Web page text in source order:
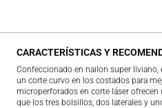
CARACTERÍSTICAS Y
Confeccionado en nailon super
un corte curvo en los costados para
microperforados en corte láser
que los tres bolsillos, dos laterales y